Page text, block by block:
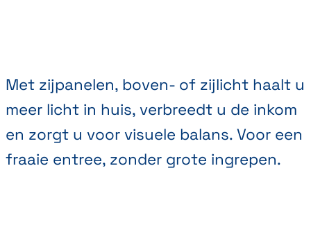
Met zijpanelen, boven- of zijlicht haalt u
meer licht in huis, verbreedt u de inkom
en zorgt u voor visuele balans. Voor een
fraaie entree, zonder grote ingrepen.